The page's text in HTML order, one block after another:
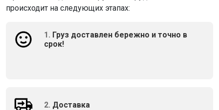
происходит на следующих этапах:
1. Груз доставлен бережно и точно в
срок!
2. Доставка